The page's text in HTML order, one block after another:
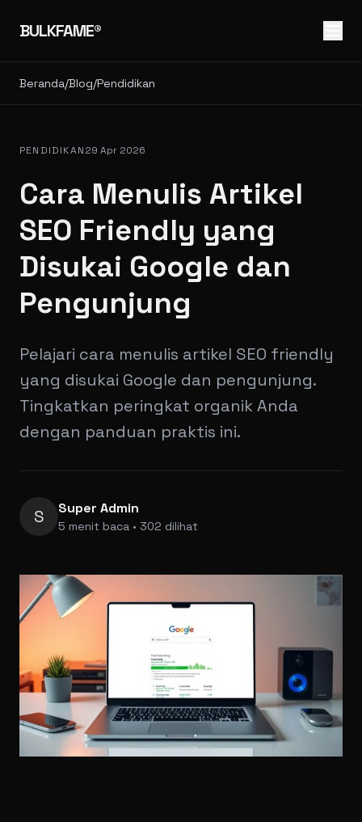
BULKFAME®
Beranda/Blog/Pendidikan
PENDIDIKAN29 Apr 2026
Cara Menulis Artikel
SEO Friendly yang
Disukai Google dan
Pengunjung
Pelajari cara menulis artikel SEO friendly
yang disukai Google dan pengunjung.
Tingkatkan peringkat organik Anda
dengan panduan praktis ini.
S Super Admin
5 menit baca • 302 dilihat